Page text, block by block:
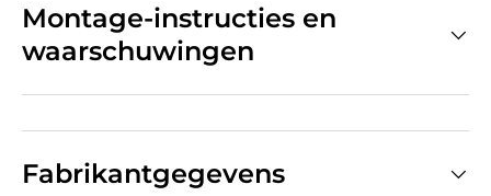
Montage-instructies en
waarschuwingen
Fabrikantgegevens